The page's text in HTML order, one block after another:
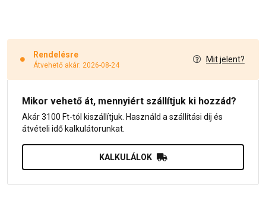
Rendelésre
Átvehető akár: 2026-08-24
Mit jelent?
Mikor vehető át, mennyiért szállítjuk ki hozzád?
Akár 3100 Ft-tól kiszállítjuk. Használd a szállítási díj és
átvételi idő kalkulátorunkat.
KALKULÁLOK